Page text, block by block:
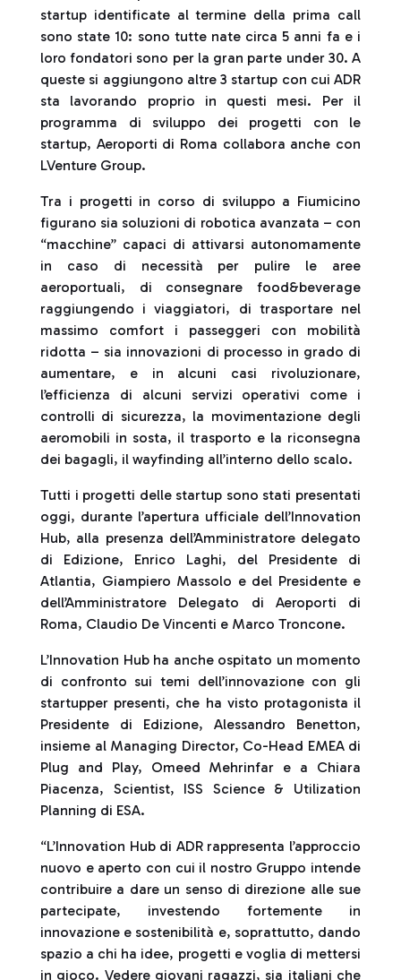
startup identificate al termine della prima call
sono state 10: sono tutte nate circa 5 anni fa e i
loro fondatori sono per la gran parte under 30. A
queste si aggiungono altre 3 startup con cui ADR
sta lavorando proprio in questi mesi. Per il
programma di sviluppo dei progetti con le
startup, Aeroporti di Roma collabora anche con
LVenture Group.
Tra i progetti in corso di sviluppo a Fiumicino
figurano sia soluzioni di robotica avanzata – con
“macchine” capaci di attivarsi autonomamente
in caso di necessità per pulire le aree
aeroportuali, di consegnare food&beverage
raggiungendo i viaggiatori, di trasportare nel
massimo comfort i passeggeri con mobilità
ridotta – sia innovazioni di processo in grado di
aumentare, e in alcuni casi rivoluzionare,
l’efficienza di alcuni servizi operativi come i
controlli di sicurezza, la movimentazione degli
aeromobili in sosta, il trasporto e la riconsegna
dei bagagli, il wayfinding all’interno dello scalo.
Tutti i progetti delle startup sono stati presentati
oggi, durante l’apertura ufficiale dell’Innovation
Hub, alla presenza dell’Amministratore delegato
di Edizione, Enrico Laghi, del Presidente di
Atlantia, Giampiero Massolo e del Presidente e
dell’Amministratore Delegato di Aeroporti di
Roma, Claudio De Vincenti e Marco Troncone.
L’Innovation Hub ha anche ospitato un momento
di confronto sui temi dell’innovazione con gli
startupper presenti, che ha visto protagonista il
Presidente di Edizione, Alessandro Benetton,
insieme al Managing Director, Co-Head EMEA di
Plug and Play, Omeed Mehrinfar e a Chiara
Piacenza, Scientist, ISS Science & Utilization
Planning di ESA.
“L’Innovation Hub di ADR rappresenta l’approccio
nuovo e aperto con cui il nostro Gruppo intende
contribuire a dare un senso di direzione alle sue
partecipate, investendo fortemente in
innovazione e sostenibilità e, soprattutto, dando
spazio a chi ha idee, progetti e voglia di mettersi
in gioco. Vedere giovani ragazzi, sia italiani che